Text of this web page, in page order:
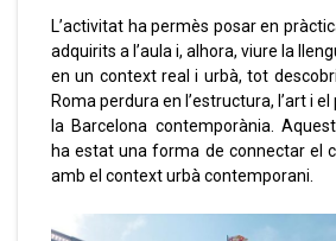
L’activitat ha permès posar en
adquirits a l’aula i, alhora, viure la
en un context real i urbà, tot
Roma perdura en l’estructura, l’art i
la Barcelona contemporània.
ha estat una forma de connectar el
amb el context urbà contemporani.